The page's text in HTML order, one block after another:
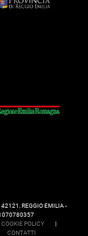
REGGIO EMILIA -
COOKIE POLICY
|
CONTATTI